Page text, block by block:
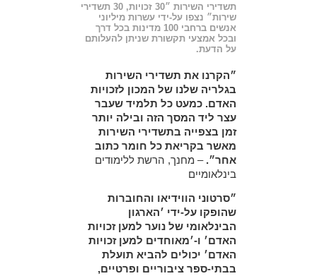
תשדירי השירות ״30 זכויות, 30 תשדירי
שירות״ נצפו על-ידי עשרות מיליוני
אנשים ברחבי 100 מדינות בכל דרך
ובכל אמצעי תקשורת שניתן להעלותם
על הדעת.
״הקרנו את תשדירי השירות
בגלריה שלנו של המכון לזכויות
האדם. כמעט כל תלמיד שעבר
עצר ליד המסך הזה ובילה יותר
זמן בצפייה בתשדירי השירות
מאשר בקריאת כל חומר כתוב
אחר״. – מחנך, הרשת ללימודים
בינלאומיים
״סרטוני הווידיאו והחוברות
שהופקו על-ידי ׳הארגון
הבינלאומי של נוער למען זכויות
האדם׳ ו-׳מאוחדים למען זכויות
האדם׳ יכולים להביא תועלת
בבתי-ספר ציבוריים ופרטיים,